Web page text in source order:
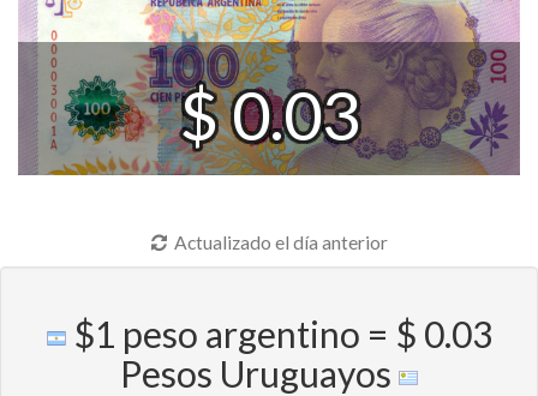
$ 0.03
Actualizado el día anterior
$1 peso argentino = $ 0.03
Pesos Uruguayos